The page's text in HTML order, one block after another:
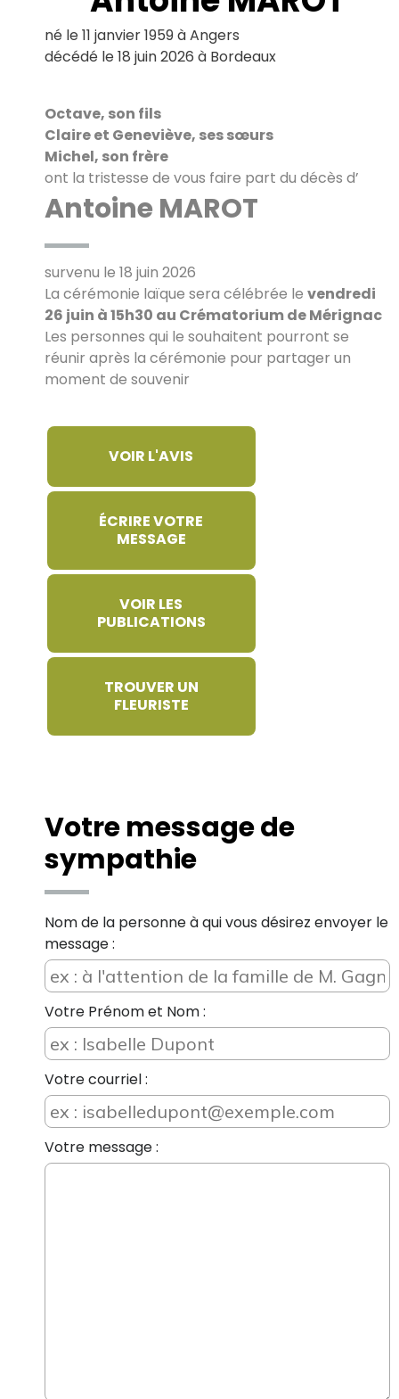
Le Taillan-Médoc
Lormont
Martignas-sur-Jalle
Parempuyre
Pessac
Saint-Aubin-de-Médoc
Saint-Louis-de-Montferrand
Saint-Médard-en-Jalles
Saint-Vincent-de-Paul
Talence
né le 11 janvier 1959 à Angers
décédé le 18 juin 2026 à Bordeaux
Octave, son fils
Claire et Geneviève, ses sœurs
Michel, son frère
ont la tristesse de vous faire part du décès d’
Antoine MAROT
survenu le 18 juin 2026
La cérémonie laïque sera célébrée le vendredi
26 juin à 15h30 au Crématorium de Mérignac
Les personnes qui le souhaitent pourront se
réunir après la cérémonie pour partager un
moment de souvenir
VOIR L'AVIS
ÉCRIRE VOTRE
MESSAGE
VOIR LES
PUBLICATIONS
TROUVER UN
FLEURISTE
Votre message de
sympathie
Nom de la personne à qui vous désirez envoyer le
message :
Votre Prénom et Nom :
Votre courriel :
Votre message :